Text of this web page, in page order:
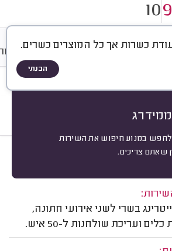
10
כשרות אך כל המוצרים כשרים.
הבנתי
לחפש במנוע חיפוש את השירות
שאתם צריכים.
ממוצע גלריה
לפי אירוע
תל אביב.
בשרי לשני אירועי חתונה,
ועריכת שולחנות ל-50 איש.